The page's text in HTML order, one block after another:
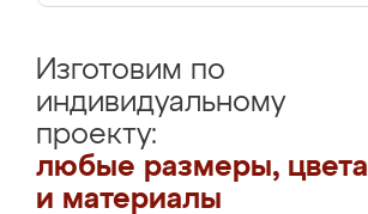
Изготовим по
индивидуальному
проекту:
любые размеры, цвета
и материалы